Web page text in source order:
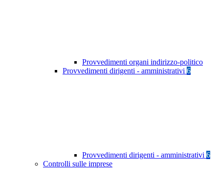
Provvedimenti organi indirizzo-politico
Provvedimenti dirigenti - amministrativi 6
Provvedimenti dirigenti - amministrativi 6
Controlli sulle imprese